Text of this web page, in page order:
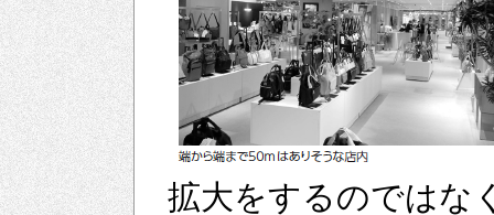
拡大をするのではな